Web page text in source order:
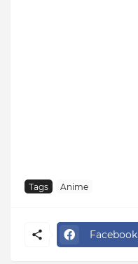
Tags Anime
Facebook